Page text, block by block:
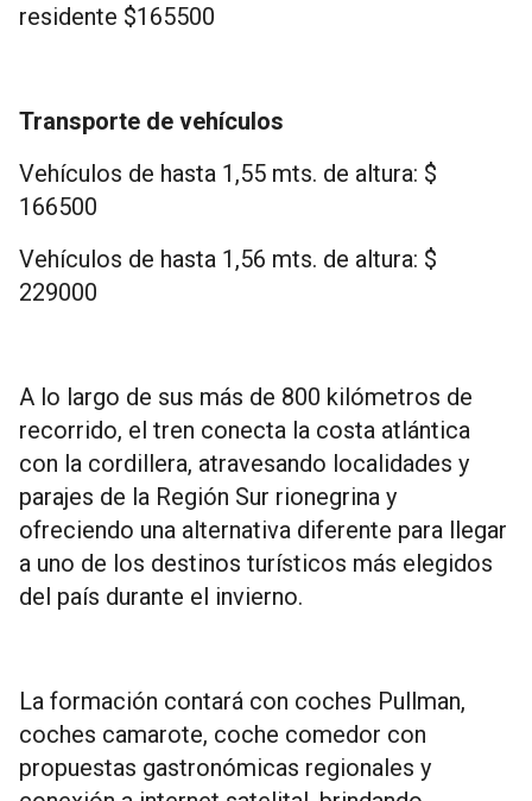
residente $165500
Transporte de vehículos
Vehículos de hasta 1,55 mts. de altura: $
166500
Vehículos de hasta 1,56 mts. de altura: $
229000
A lo largo de sus más de 800 kilómetros de
recorrido, el tren conecta la costa atlántica
con la cordillera, atravesando localidades y
parajes de la Región Sur rionegrina y
ofreciendo una alternativa diferente para llegar
a uno de los destinos turísticos más elegidos
del país durante el invierno.
La formación contará con coches Pullman,
coches camarote, coche comedor con
propuestas gastronómicas regionales y